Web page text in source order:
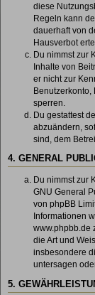
diese
Regeln kann
dauerhaft von
Hausverbot
Du nimmst zur
Inhalte von
er nicht zur
Benutzerkonto,
sperren.
Du gestattest
abzuändern,
sind, dem
4. GENERAL
Du nimmst zur
GNU General
von phpBB
Informationen
www.phpbb.de
die Art und
insbesondere
untersagen
5.